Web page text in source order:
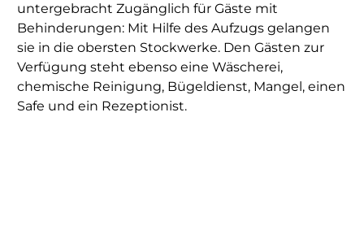
untergebracht Zugänglich für Gäste mit
Behinderungen: Mit Hilfe des Aufzugs gelangen
sie in die obersten Stockwerke. Den Gästen zur
Verfügung steht ebenso eine Wäscherei,
chemische Reinigung, Bügeldienst, Mangel, einen
Safe und ein Rezeptionist.